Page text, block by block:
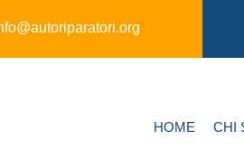
Main
HOME CHI